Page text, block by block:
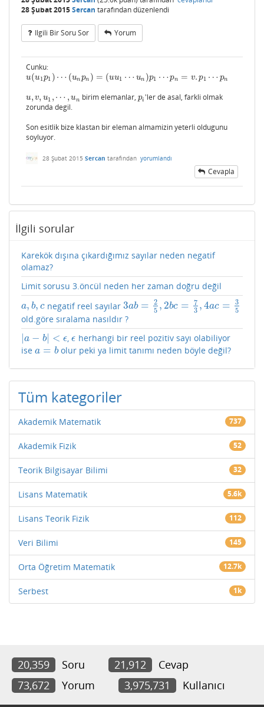
28 Şubat 2015Sercan tarafındandüzenlendi
Ilgili Bir Soru Sor Yorum
Cunku:
u(u1p1 ) ⋯ (un pn ) = (uu1 ⋯ un )p1 ⋯ pn = v. p1 ⋯ pn
u(u1p1) ⋯ u n pn)=(uu 1⋯ un)p1 ⋯ p n=v.p1 ⋯ pn
u, v, u1 , ⋯ , un
u,v,u 1,⋯ u n birim elemanlar, pi
pi'ler de asal, farkli olmak
zorunda degil.
Son esitlik bize klastan bir eleman almamizin yeterli oldugunu
soyluyor.
28 Şubat 2015 Sercan tarafından yorumlandı
Cevapla
İlgili sorular
Karekök dışına çıkardığımız sayılar neden negatif
olamaz?
Limit sorusu 3.öncül neden her zaman doğru değil
a, b, c
a,b,c negatif reel sayılar3ab =
2
5 , 2bc =
7
3 ,4ac =
3
5
3ab=25 ,2b c=73,4 ac= 35
old.göre sıralama nasıldır ?
a − b| < ϵ
|a −b |< ϵ ,ϵ
ϵ herhangi bir reel pozitiv sayı olabiliyor
ise a = b
a=b olur peki ya limit tanımı neden böyle değil?
Tüm kategoriler
Akademik Matematik 737
Akademik Fizik 52
Teorik Bilgisayar Bilimi 32
Lisans Matematik 5.6k
Lisans Teorik Fizik 112
Veri Bilimi 145
Orta Öğretim Matematik 12.7k
Serbest 1k
20,359 Soru 21,912
Cevap
73,672
Yorum 3,975,731 Kullanıcı